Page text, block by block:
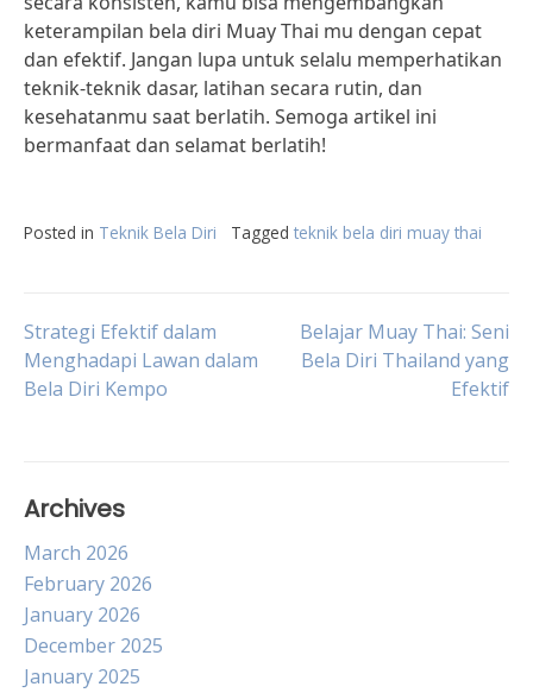
keterampilan bela diri Muay Thai mu dengan cepat
dan efektif. Jangan lupa untuk selalu memperhatikan
teknik-teknik dasar, latihan secara rutin, dan
kesehatanmu saat berlatih. Semoga artikel ini
bermanfaat dan selamat berlatih!
Posted in Teknik Bela Diri Tagged teknik bela diri muay thai
Post
navigation
Strategi Efektif dalam
Menghadapi Lawan dalam
Bela Diri Kempo
Belajar Muay Thai: Seni
Bela Diri Thailand yang
Efektif
Archives
March 2026
February 2026
January 2026
December 2025
January 2025